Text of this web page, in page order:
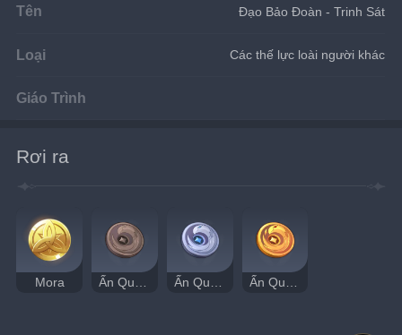
Tên Đạo Bảo Đoàn - Trinh Sát
Loại Các thế lực loài người khác
Giáo Trình
Rơi ra
Mora Ấn Quạ Tầm Bảo Ấn Quạ Bạc Ẩn Ấn Quạ Trộm Vàng